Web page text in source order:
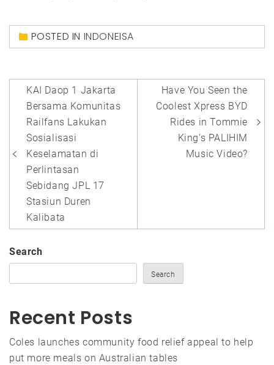
POSTED IN INDONEISA
Post
navigation
KAI Daop 1 Jakarta
Bersama Komunitas
Railfans Lakukan
Sosialisasi
Keselamatan di
Perlintasan
Sebidang JPL 17
Stasiun Duren
Kalibata
Have You Seen the
Coolest Xpress BYD
Rides in Tommie
King’s PALIHIM
Music Video?
Search
Search
Recent Posts
Coles launches community food relief appeal to help
put more meals on Australian tables